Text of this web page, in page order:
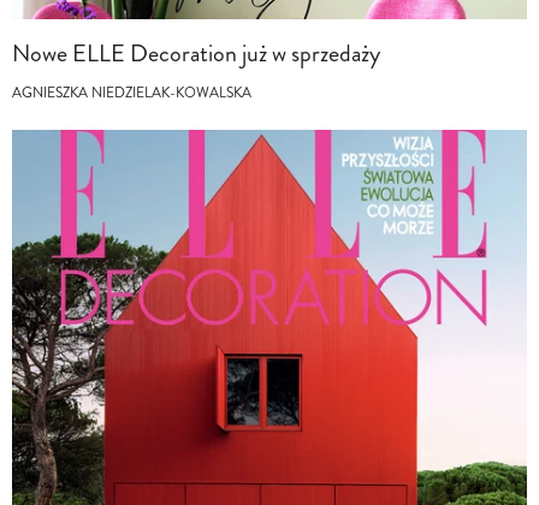
Nowe ELLE Decoration już w sprzedaży
AGNIESZKA NIEDZIELAK-KOWALSKA